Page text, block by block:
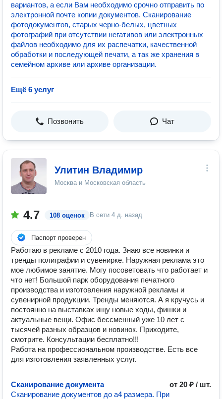
вариантов, а если Вам необходимо срочно отправить по
электронной почте копии документов. Сканирование
фотодокументов, старых черно-белых, цветных
фотографий при отсутствии негативов или электронных
файлов необходимо для их распечатки, качественной
обработки и последующей печати, а так же хранения в
семейном архиве или архиве организации.
Ещё 6 услуг
Позвонить Чат
Улитин Владимир
Москва и Московская область
4.7 108 оценок В сети 4 д. назад
Паспорт проверен
Работаю в рекламе с 2010 года. Знаю все новинки и
тренды полиграфии и сувенирке. Наружная реклама это
мое любимое занятие. Могу посоветовать что работает и
что нет! Большой парк оборудования печатного
производства и изготовления наружной рекламы и
сувенирной продукции. Тренды меняются. А я кручусь и
постоянно на выставках ищу новые ходы, фишки и
актуальные вещи. Офис бессменный уже 10 лет с
тысячей разных образцов и новинок. Приходите,
смотрите. Консультации бесплатно!!!
Работа на профессиональном производстве. Есть все
для изготовления заявленных услуг.
Сканирование документа
от 20 ₽ / шт.
Сканирование документов до а4 размера. При